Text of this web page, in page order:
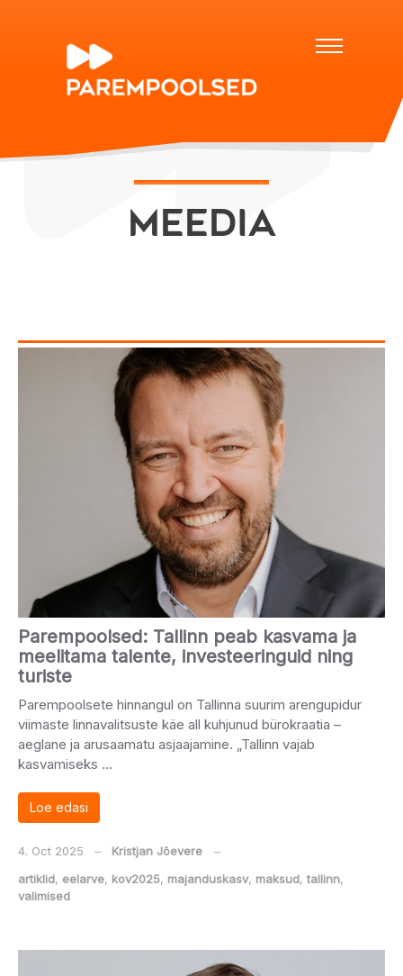
Meedia
Parempoolsed: Tallinn peab kasvama ja
meelitama talente, investeeringuid ning
turiste
Parempoolsete hinnangul on Tallinna suurim arengupidur
viimaste linnavalitsuste käe all kuhjunud bürokraatia –
aeglane ja arusaamatu asjaajamine. „Tallinn vajab
kasvamiseks …
Loe edasi
4. Oct 2025 ‒ Kristjan Jõevere
‒
artiklid, eelarve, kov2025, majanduskasv, maksud, tallinn,
valimised